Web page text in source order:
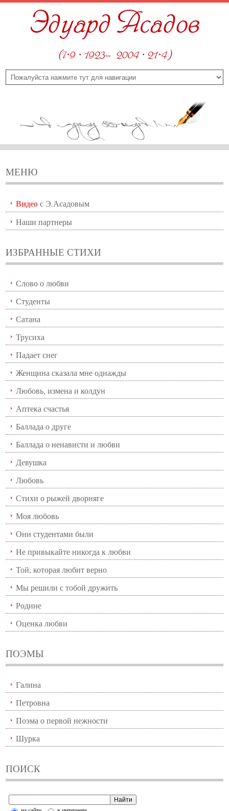
Эдуард Асадов
(7·9 · 1923—2004 · 21·4)
МЕНЮ
Видеос Э.Асадовым
Наши партнеры
ИЗБРАННЫЕ СТИХИ
Слово о любви
Студенты
Сатана
Трусиха
Падает снег
Женщина сказала мне однажды
Любовь, измена и колдун
Аптека счастья
Баллада о друге
Баллада о ненависти и любви
Девушка
Любовь
Стихи о рыжей дворняге
Моя любовь
Они студентами были
Не привыкайте никогда к любви
Той, которая любит верно
Мы решили с тобой дружить
Родине
Оценка любви
ПОЭМЫ
Галина
Петровна
Поэма о первой нежности
Шурка
ПОИСК